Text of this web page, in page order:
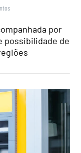
por
possibilidade de